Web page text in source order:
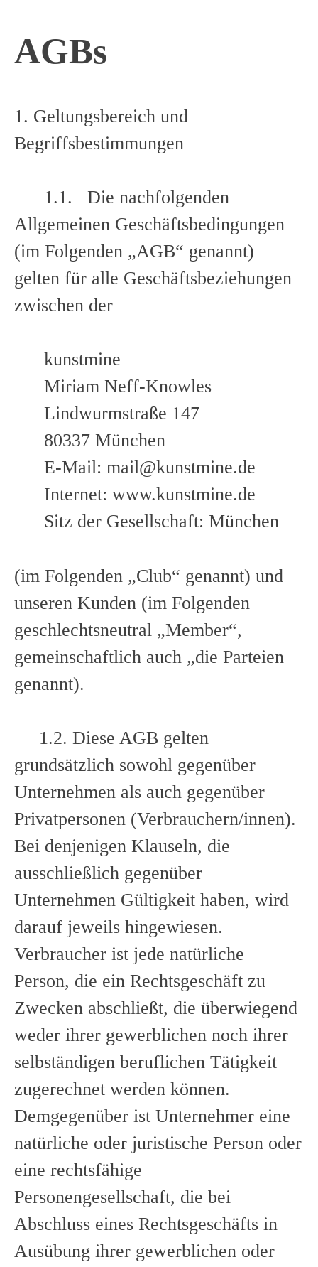
SkipAGBs
1. Geltungsbereich und
Begriffsbestimmungen
1.1. Die nachfolgenden
Allgemeinen Geschäftsbedingungen
(im Folgenden „AGB“ genannt)
gelten für alle Geschäftsbeziehungen
zwischen der
kunstmine
Miriam Neff-Knowles
Lindwurmstraße 147
80337 München
E-Mail: mail@kunstmine.de
Internet: www.kunstmine.de
Sitz der Gesellschaft: München
(im Folgenden „Club“ genannt) und
unseren Kunden (im Folgenden
geschlechtsneutral „Member“,
gemeinschaftlich auch „die Parteien
genannt).
1.2. Diese AGB gelten
grundsätzlich sowohl gegenüber
Unternehmen als auch gegenüber
Privatpersonen (Verbrauchern/innen).
Bei denjenigen Klauseln, die
ausschließlich gegenüber
Unternehmen Gültigkeit haben, wird
darauf jeweils hingewiesen.
Verbraucher ist jede natürliche
Person, die ein Rechtsgeschäft zu
Zwecken abschließt, die überwiegend
weder ihrer gewerblichen noch ihrer
selbständigen beruflichen Tätigkeit
zugerechnet werden können.
Demgegenüber ist Unternehmer eine
natürliche oder juristische Person oder
eine rechtsfähige
Personengesellschaft, die bei
Abschluss eines Rechtsgeschäfts in
Ausübung ihrer gewerblichen oder